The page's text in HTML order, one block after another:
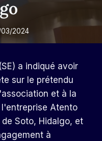
2024
a indiqué avoir
sur le prétendu
et à la
Atento
Soto, Hidalgo, et
à